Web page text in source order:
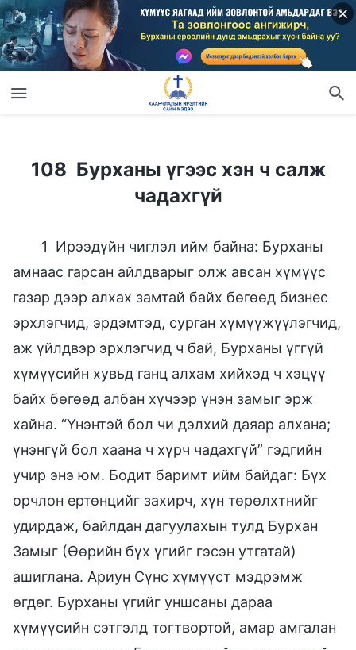
108 Бурханы үгээс хэн ч салж чадахгүй
108 Бурханы үгээс хэн ч салж
чадахгүй
1 Ирээдүйн чиглэл ийм байна: Бурханы
амнаас гарсан айлдварыг олж авсан хүмүүс
газар дээр алхах замтай байх бөгөөд бизнес
эрхлэгчид, эрдэмтэд, сурган хүмүүжүүлэгчид,
аж үйлдвэр эрхлэгчид ч бай, Бурханы үггүй
хүмүүсийн хувьд ганц алхам хийхэд ч хэцүү
байх бөгөөд албан хүчээр үнэн замыг эрж
хайна. “Үнэнтэй бол чи дэлхий даяар алхана;
үнэнгүй бол хаана ч хүрч чадахгүй” гэдгийн
учир энэ юм. Бодит баримт ийм байдаг: Бүх
орчлон ертөнцийг захирч, хүн төрөлхтнийг
удирдаж, байлдан дагуулахын тулд Бурхан
Замыг (Өөрийн бүх үгийг гэсэн утгатай)
ашиглана. Ариун Сүнс хүмүүст мэдрэмж
өгдөг. Бурханы үгийг уншсаны дараа
хүмүүсийн сэтгэлд тогтвортой, амар амгалан